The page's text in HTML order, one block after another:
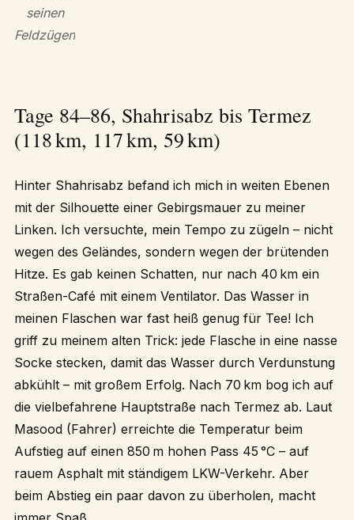
seinen
Feldzügen
Tage 84–86, Shahrisabz bis Termez
(118 km, 117 km, 59 km)
Hinter Shahrisabz befand ich mich in weiten Ebenen
mit der Silhouette einer Gebirgsmauer zu meiner
Linken. Ich versuchte, mein Tempo zu zügeln – nicht
wegen des Geländes, sondern wegen der brütenden
Hitze. Es gab keinen Schatten, nur nach 40 km ein
Straßen-Café mit einem Ventilator. Das Wasser in
meinen Flaschen war fast heiß genug für Tee! Ich
griff zu meinem alten Trick: jede Flasche in eine nasse
Socke stecken, damit das Wasser durch Verdunstung
abkühlt – mit großem Erfolg. Nach 70 km bog ich auf
die vielbefahrene Hauptstraße nach Termez ab. Laut
Masood (Fahrer) erreichte die Temperatur beim
Aufstieg auf einen 850 m hohen Pass 45 °C – auf
rauem Asphalt mit ständigem LKW-Verkehr. Aber
beim Abstieg ein paar davon zu überholen, macht